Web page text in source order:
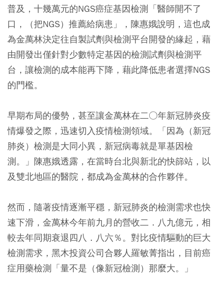
普及，十幾萬元的NGS癌症基因檢測「醫師開不了
口，（把NGS）推薦給病患」，陳惠娥說明，這也成
為金萬林決定往自製試劑與檢測平台開發的緣起，藉
由開發出僅針對少數特定基因的檢測試劑與檢測平
台，讓檢測的成本能再下降，藉此降低患者選擇NGS
的門檻。
早期布局的優勢，甚至讓金萬林在二○年新冠肺炎疫
情爆發之際，迅速切入疫情檢測領域。「因為（新冠
肺炎）檢測是大同小異，新冠病毒就是單基因檢
測。」陳惠娥透露，在當時台北與新北的快篩站，以
及雙北地區的醫院，都成為金萬林的合作夥伴。
然而，隨著疫情逐漸平穩，新冠肺炎的檢測需求也快
速下滑，金萬林今年前九月的營收二．八九億元，相
較去年同期衰退四八．八六％。對比疫情驅動的巨大
檢測需求，黑木投資公司合夥人羅敏菁指出，目前癌
症用藥檢測「量不是（像新冠檢測）那麼大。」